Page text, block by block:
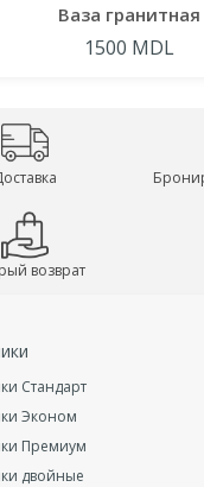
Ваза гранитная
1500 MDL
возврат
Стандарт
Эконом
Премиум
двойные